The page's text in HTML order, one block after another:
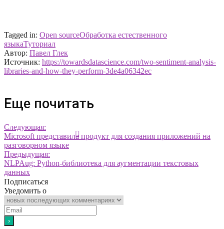
Tagged in: Open sourceОбработка естественного
языкаТуториал
Автор: Павел Глек
Источник: https://towardsdatascience.com/two-sentiment-analysis-
libraries-and-how-they-perform-3de4a06342ec
Еще почитать
Следующая:
Microsoft представила продукт для создания приложений на
разговорном языке
Предыдущая:
NLPAug: Python-библиотека для аугментации текстовых
данных
Подписаться
Уведомить о